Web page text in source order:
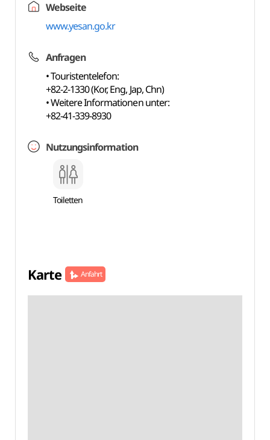
Webseite
www.yesan.go.kr
Anfragen
• Touristentelefon:
+82-2-1330 (Kor, Eng, Jap, Chn)
• Weitere Informationen unter:
+82-41-339-8930
Nutzungsinformation
Toiletten
Karte Anfahrt